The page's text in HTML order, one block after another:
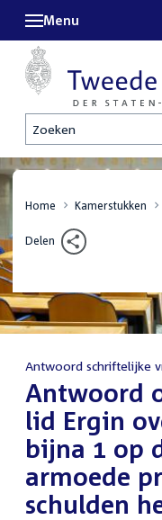
Zoeken
Menu
Home Kamerstukken
Delen
Antwoord schriftelijke
Antwoord
lid Ergin
bijna 1 op
armoede
schulden